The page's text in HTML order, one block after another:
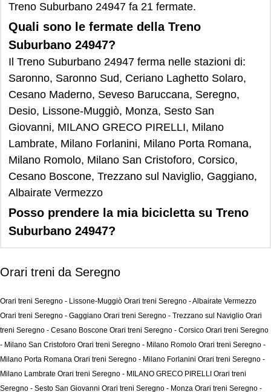
Treno Suburbano 24947 fa 21 fermate.
Quali sono le fermate della Treno
Suburbano 24947?
Il Treno Suburbano 24947 ferma nelle stazioni di:
Saronno, Saronno Sud, Ceriano Laghetto Solaro,
Cesano Maderno, Seveso Baruccana, Seregno,
Desio, Lissone-Muggiò, Monza, Sesto San
Giovanni, MILANO GRECO PIRELLI, Milano
Lambrate, Milano Forlanini, Milano Porta Romana,
Milano Romolo, Milano San Cristoforo, Corsico,
Cesano Boscone, Trezzano sul Naviglio, Gaggiano,
Albairate Vermezzo
Posso prendere la mia bicicletta su Treno
Suburbano 24947?
Orari treni da Seregno
Orari treni Seregno - Lissone-Muggiò Orari treni Seregno - Albairate Vermezzo
Orari treni Seregno - Gaggiano Orari treni Seregno - Trezzano sul Naviglio Orari
treni Seregno - Cesano Boscone Orari treni Seregno - Corsico Orari treni Seregno
- Milano San Cristoforo Orari treni Seregno - Milano Romolo Orari treni Seregno -
Milano Porta Romana Orari treni Seregno - Milano Forlanini Orari treni Seregno -
Milano Lambrate Orari treni Seregno - MILANO GRECO PIRELLI Orari treni
Seregno - Sesto San Giovanni Orari treni Seregno - Monza Orari treni Seregno -